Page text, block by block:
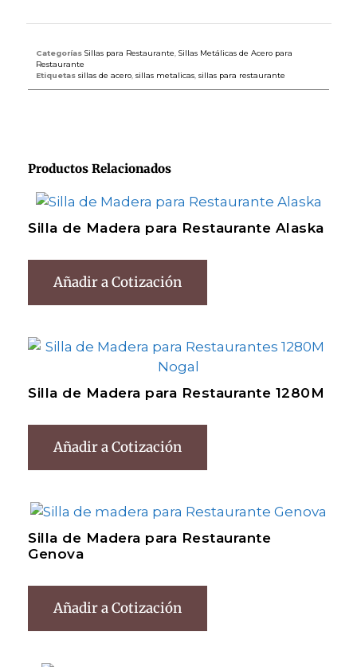
Categorías Sillas para Restaurante Sillas Metálicas de Acero para
Restaurante
Etiquetas sillas de acero sillas metalicas sillas para restaurante
Productos Relacionados
Silla de Madera para Restaurante Alaska
Añadir a Cotización
Silla de Madera para Restaurante 1280M
Añadir a Cotización
Silla de Madera para Restaurante
Genova
Añadir a Cotización